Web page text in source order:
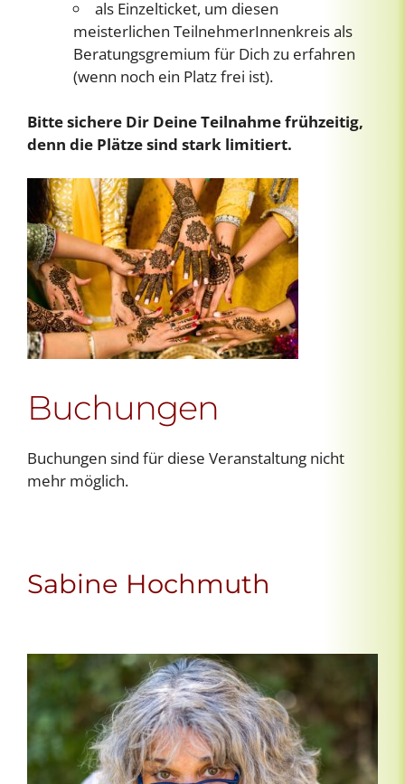
als Einzelticket, um diesen
meisterlichen TeilnehmerInnenkreis als
Beratungsgremium für Dich zu erfahren
(wenn noch ein Platz frei ist).
Bitte sichere Dir Deine Teilnahme frühzeitig,
denn die Plätze sind stark limitiert.
Buchungen
Buchungen sind für diese Veranstaltung nicht
mehr möglich.
Sabine Hochmuth